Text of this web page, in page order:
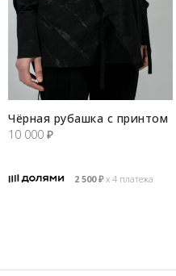
Чёрная рубашка с принтом
10 000 ₽
2 500₽х 4 платежа